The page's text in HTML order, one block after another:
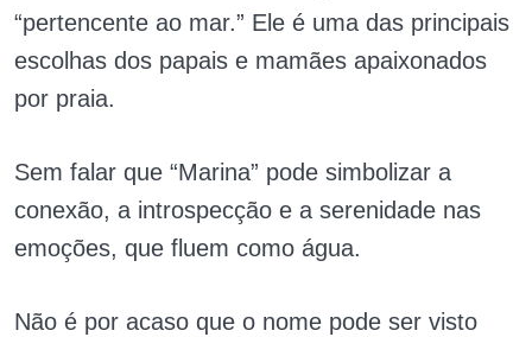
“pertencente ao mar.” Ele é uma das principais
escolhas dos papais e mamães apaixonados
por praia.
Sem falar que “Marina” pode simbolizar a
conexão, a introspecção e a serenidade nas
emoções, que fluem como água.
Não é por acaso que o nome pode ser visto